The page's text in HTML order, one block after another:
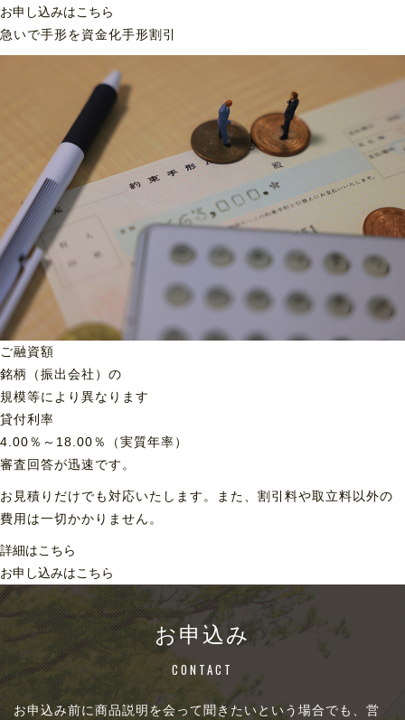
お申し込みはこちら
急いで手形を資金化手形割引
ご融資額
銘柄（振出会社）の
規模等により異なります
貸付利率
4.00％～18.00％（実質年率）
審査回答が迅速です。
お見積りだけでも対応いたします。また、割引料や取立料以外の
費用は一切かかりません。
詳細はこちら
お申し込みはこちら
お申込み
CONTACT
お申込み前に商品説明を会って聞きたいという場合でも、営